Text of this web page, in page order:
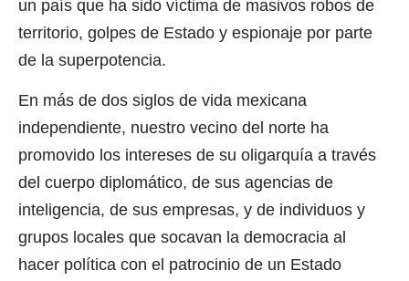
un país que ha sido víctima de masivos robos de
territorio, golpes de Estado y espionaje por parte
de la superpotencia.
En más de dos siglos de vida mexicana
independiente, nuestro vecino del norte ha
promovido los intereses de su oligarquía a través
del cuerpo diplomático, de sus agencias de
inteligencia, de sus empresas, y de individuos y
grupos locales que socavan la democracia al
hacer política con el patrocinio de un Estado